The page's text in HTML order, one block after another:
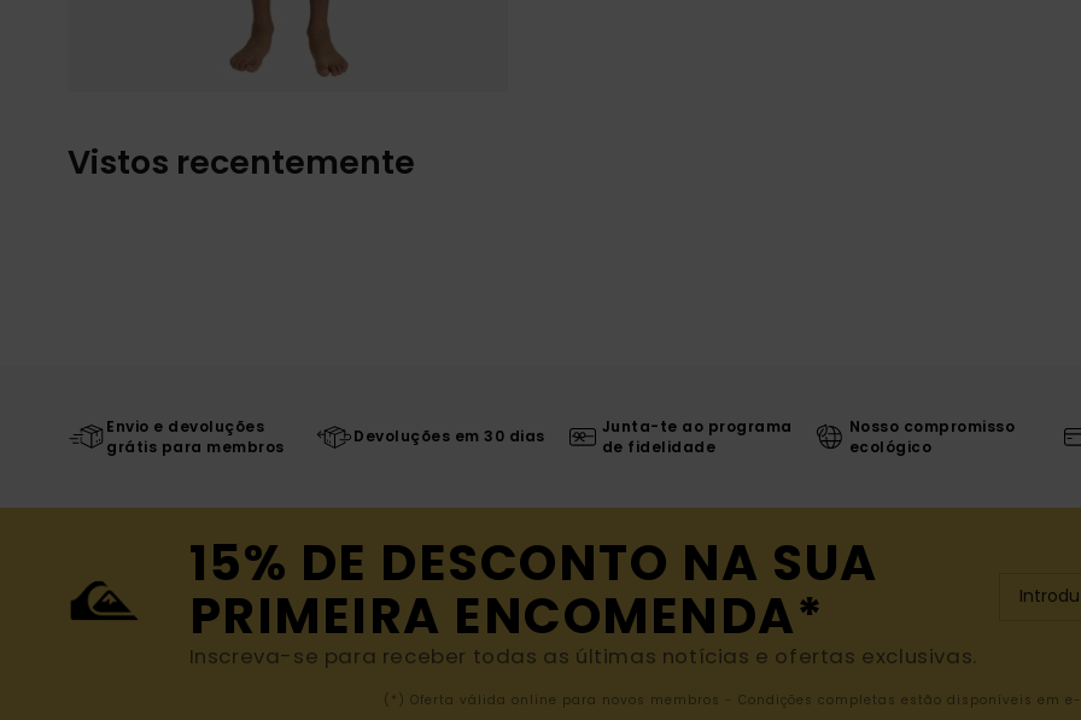
Vistos recentemente
Envio e devoluções
grátis para membros
Devoluções em 30 dias
Junta-te ao programa
de fidelidade
Nosso compromisso
ecológico
15% DE DESCONTO NA SUA
PRIMEIRA ENCOMENDA*
Inscreva-se para receber todas as últimas notícias e ofertas exclusivas.
(*) Oferta válida online para novos membros - Condições completas estão disponíveis em